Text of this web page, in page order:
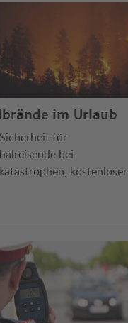
im Urlaub
für
bei
kostenloser